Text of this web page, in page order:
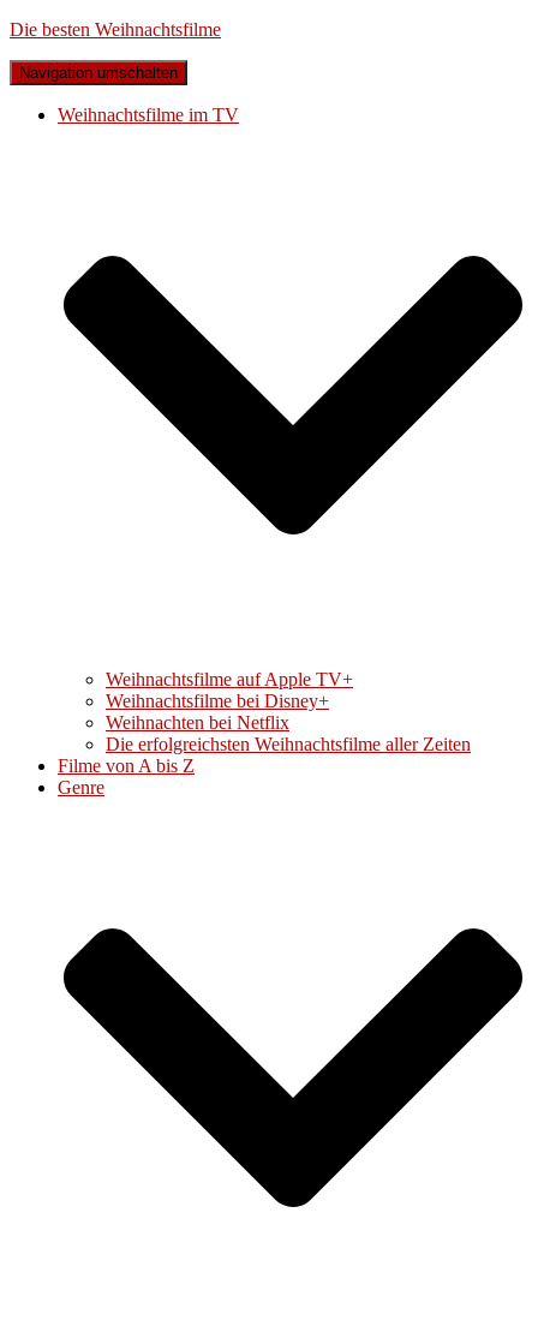
Die besten Weihnachtsfilme
Navigation umschalten
Weihnachtsfilme im TV
Weihnachtsfilme auf Apple TV+
Weihnachtsfilme bei Disney+
Weihnachten bei Netflix
Die erfolgreichsten Weihnachtsfilme aller Zeiten
Filme von A bis Z
Genre